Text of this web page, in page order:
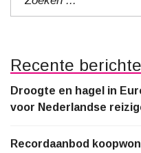
Recente
Droogte en hagel in
voor Nederlandse
Recordaanbod